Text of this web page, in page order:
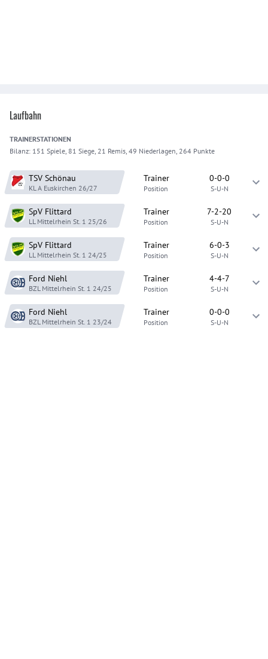
Laufbahn
TRAINERSTATIONEN
Bilanz: 151 Spiele, 81 Siege, 21 Remis, 49 Niederlagen, 264 Punkte
TSV Schönau
KL A Euskirchen 26/27
Trainer
Position
0-0-0
S-U-N
SpV Flittard
LL Mittelrhein St. 1 25/26
Trainer
Position
7-2-20
S-U-N
SpV Flittard
LL Mittelrhein St. 1 24/25
Trainer
Position
6-0-3
S-U-N
Ford Niehl
BZL Mittelrhein St. 1 24/25
Trainer
Position
4-4-7
S-U-N
Ford Niehl
BZL Mittelrhein St. 1 23/24
Trainer
Position
0-0-0
S-U-N